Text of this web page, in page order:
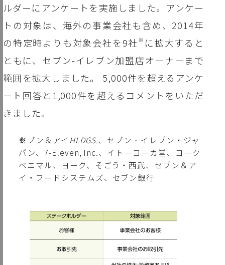
ルダーにアンケートを実施しました。アンケー
トの対象は、海外の事業会社も含め、2014年
の特定時よりも対象会社を9社 ※ に拡大すると
ともに、セブン-イレブン加盟店オーナーまで
範囲を拡大しました。 5,000件を超えるアンケ
ート回答と1,000件を超えるコメントをいただ
きました。
※
セブン＆アイ HLDGS.、セブン‐イレブン・ジャ
パン、7-Eleven, Inc.、イトーヨーカ堂、ヨーク
ベニマル、ヨーク、そごう・西武、セブン＆ア
イ・フードシステムズ、セブン銀行